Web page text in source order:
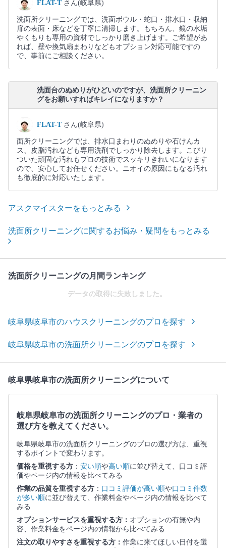
FLAT-T さん(岐阜県)
洗面所クリーニングでは、洗面ボウル・蛇口・排水口・収納
扉の表面・床などを丁寧に清掃します。もちろん、鏡の水垢
やくもりも専用の資材でしっかり磨き上げます。ご希望があ
れば、壁や換気扇まわりなどもオプション対応可能ですの
で、事前にご相談ください。
洗面台のぬめりがひどいのですが、洗面所クリーニン
グをお願いすればキレイになりますか？
FLAT-T さん(岐阜県)
面所クリーニングでは、排水口まわりのぬめりや石けんカ
ス、皮脂汚れなども専用洗剤でしっかり除去します。こびり
ついた頑固な汚れもプロの技術でスッキリきれいになります
ので、安心してお任せください。ニオイの原因にもなる汚れ
も徹底的に対応いたします。
アスクマイスターをもっとみる
洗面所クリーニングに関するお悩み・疑問をもっとみる
洗面所クリーニングの月間ランキング
データの取得に失敗しました。
岐阜県岐阜市のハウスクリーニングのプロを探す
岐阜県岐阜市の洗面所クリーニングのプロを探す
岐阜県岐阜市の洗面所クリーニングについて
岐阜県岐阜市の洗面所クリーニングのプロ・業者の
選び方を教えてください。
岐阜県岐阜市の洗面所クリーニングのプロの選び方は、重視
するポイントで変わります。
価格を重視する方 ： 安い順や高い順に並び替えて、口コミ評
価やページ内の情報を比べてみる
作業の品質を重視する方 ： 口コミ評価が高い順や口コミ件数
が多い順に並び替えて、作業料金やページ内の情報を比べて
みる
オプションサービスを重視する方： オプションの有無や内
容、作業料金をページ内の情報から比べてみる
注文の取りやすさを重視する方： 作業に来てほしい日付を選